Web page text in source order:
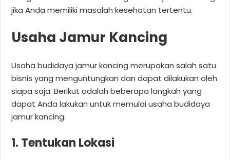
jika Anda memiliki masalah kesehatan tertentu.
Usaha Jamur Kancing
Usaha budidaya jamur kancing merupakan salah satu
bisnis yang menguntungkan dan dapat dilakukan oleh
siapa saja. Berikut adalah beberapa langkah yang
dapat Anda lakukan untuk memulai usaha budidaya
jamur kancing:
1. Tentukan Lokasi